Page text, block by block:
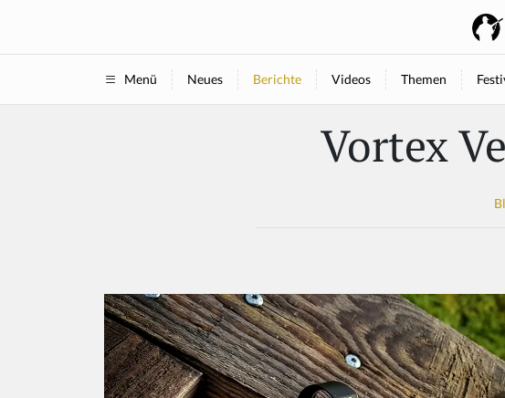
Menü Neues Berichte Videos Themen
Vortex